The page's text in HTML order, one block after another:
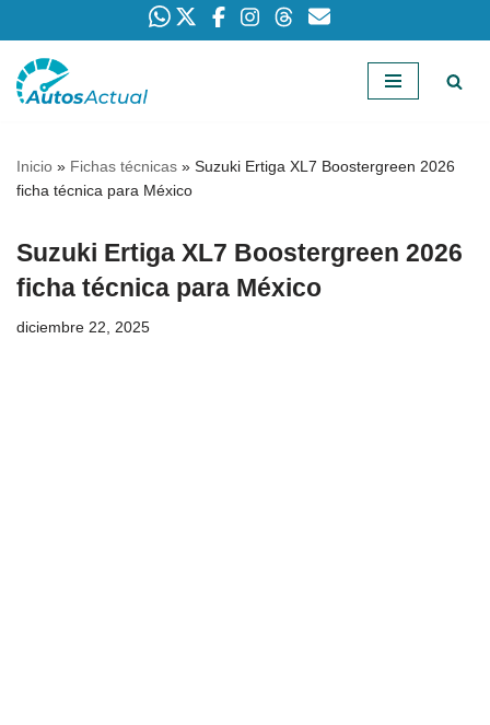
Saltar
Inicio » Fichas técnicas » Suzuki Ertiga XL7 Boostergreen 2026
ficha técnica para México
Suzuki Ertiga XL7 Boostergreen 2026
ficha técnica para México
diciembre 22, 2025